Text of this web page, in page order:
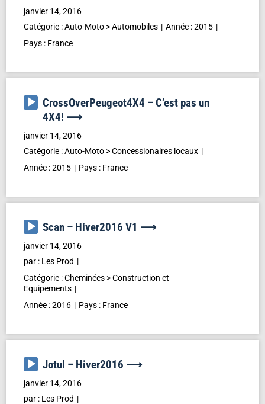
janvier 14, 2016
Catégorie :Auto-Moto >Automobiles Année :2015
Pays : France
Lecteur
audio
CrossOverPeugeot4X4 – C’est pas un
4X4! ⟶
janvier 14, 2016
Catégorie :Auto-Moto >Concessionaires locaux
Année :2015 Pays : France
Lecteur
audio
Scan – Hiver2016 V1 ⟶
janvier 14, 2016
par : Les Prod
Catégorie :Cheminées >Construction et
Equipements
Année :2016 Pays : France
Lecteur
audio
Jotul – Hiver2016 ⟶
janvier 14, 2016
par : Les Prod